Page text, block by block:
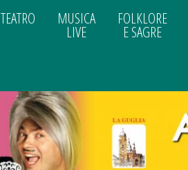
TEATRO MUSICA
LIVE
FOLKLORE
E SAGRE